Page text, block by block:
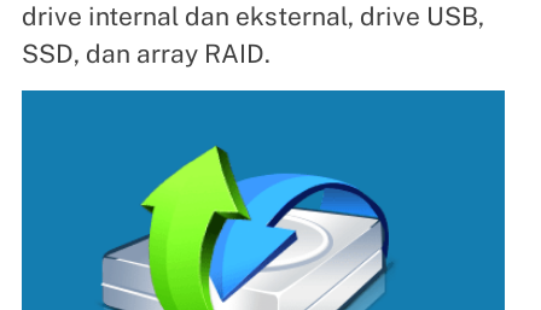
drive internal dan eksternal, drive USB,
SSD, dan array RAID.